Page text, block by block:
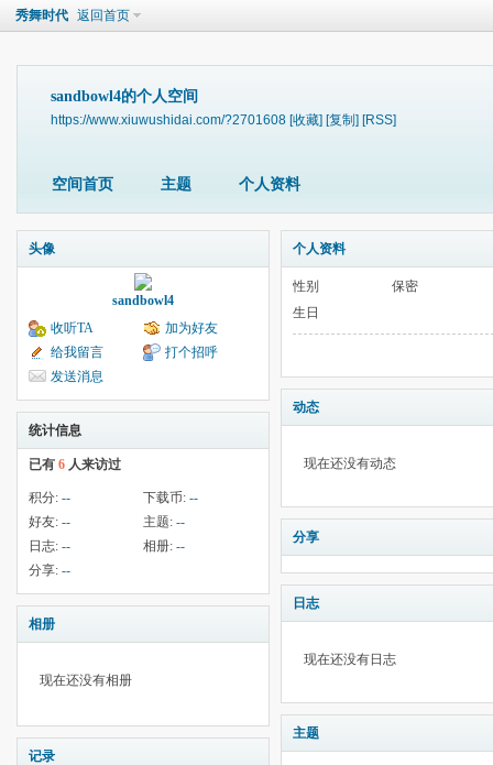
秀舞时代 返回首页
sandbowl4的个人空间
https://www.xiuwushidai.com/?2701608 [收藏] [复制] [RSS]
空间首页 主题 个人资料
头像
sandbowl4
收听TA
加为好友
给我留言
打个招呼
发送消息
统计信息
已有 6 人来访过
积分: -- 下载币: --
好友: -- 主题: --
日志: -- 相册: --
分享: --
相册
现在还没有相册
记录
个人资料
性别
保密
生日
动态
现在还没有动态
分享
日志
现在还没有日志
主题